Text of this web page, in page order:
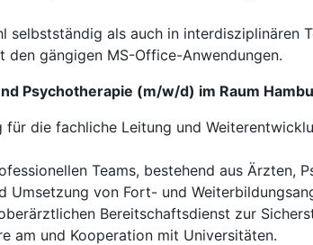
selbstständig als auch in interdisziplinären
den gängigen MS-Office-Anwendungen.
Psychotherapie (m/w/d) im Raum
für die fachliche Leitung und
Teams, bestehend aus Ärzten,
Umsetzung von Fort- und
Bereitschaftsdienst zur
am und Kooperation mit Universitäten.